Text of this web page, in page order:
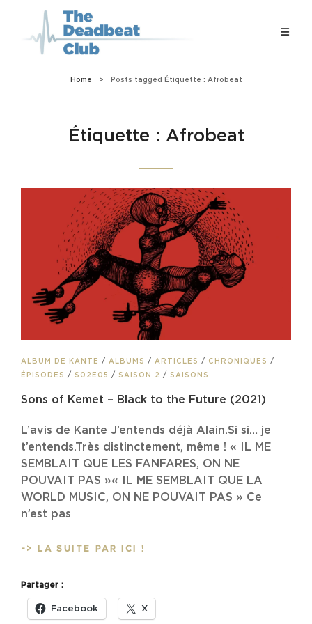
Home > Posts tagged Étiquette : Afrobeat
Étiquette : Afrobeat
CAT
LINKS
ALBUM DE KANTE / ALBUMS / ARTICLES / CHRONIQUES /
ÉPISODES / S02E05 / SAISON 2 / SAISONS
Sons of Kemet – Black to the Future (2021)
L’avis de Kante J’entends déjà Alain.Si si… je
t’entends.Très distinctement, même ! « IL ME
SEMBLAIT QUE LES FANFARES, ON NE
POUVAIT PAS »« IL ME SEMBLAIT QUE LA
WORLD MUSIC, ON NE POUVAIT PAS » Ce
n’est pas
-> LA SUITE PAR ICI !
BLACK
TO
Partager :
Facebook X